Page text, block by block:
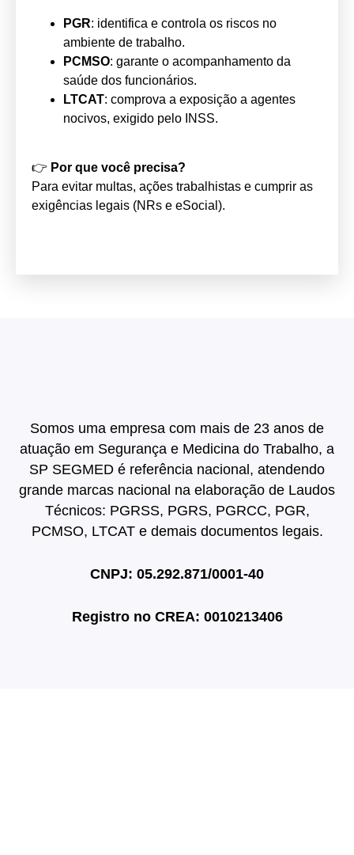
PGR: identifica e controla os riscos no
ambiente de trabalho.
PCMSO: garante o acompanhamento da
saúde dos funcionários.
LTCAT: comprova a exposição a agentes
nocivos, exigido pelo INSS.
👉 Por que você precisa?
Para evitar multas, ações trabalhistas e cumprir as
exigências legais (NRs e eSocial).
Somos uma empresa com mais de 23 anos de
atuação em Segurança e Medicina do Trabalho, a
SP SEGMED é referência nacional, atendendo
grande marcas nacional na elaboração de Laudos
Técnicos: PGRSS, PGRS, PGRCC, PGR,
PCMSO, LTCAT e demais documentos legais.
CNPJ: 05.292.871/0001-40
Registro no CREA: 0010213406